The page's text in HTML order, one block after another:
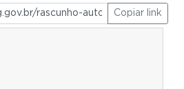
Copiar link